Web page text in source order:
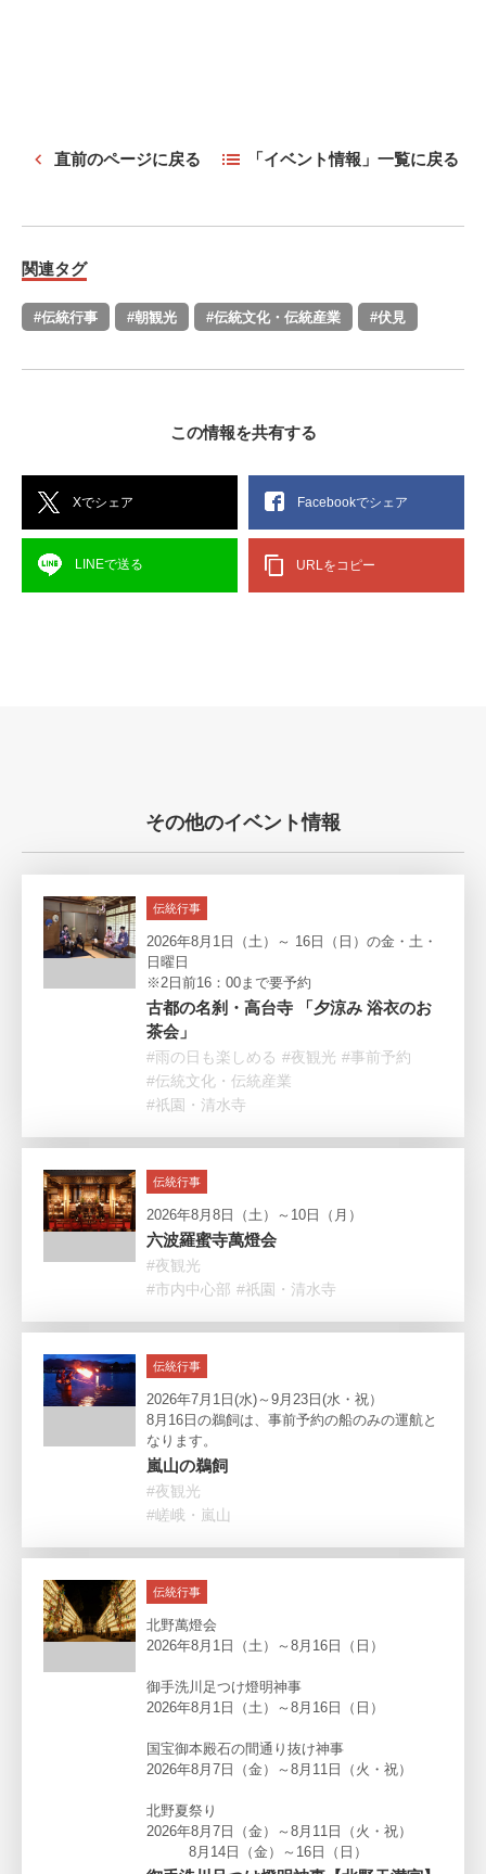
直前のページに戻る 「イベント情報」一覧に戻る
関連タグ
#伝統行事 #朝観光 #伝統文化・伝統産業 #伏見
この情報を共有する
Xでシェア Facebookでシェア
LINEで送る URLをコピー
その他のイベント情報
伝統行事
2026年8月1日（土）～ 16日（日）の金・土・
日曜日
※2日前16：00まで要予約
古都の名刹・高台寺 「夕涼み 浴衣のお
茶会」
#雨の日も楽しめる #夜観光 #事前予約
#伝統文化・伝統産業
#祇園・清水寺
伝統行事
2026年8月8日（土）～10日（月）
六波羅蜜寺萬燈会
#夜観光
#市内中心部 #祇園・清水寺
伝統行事
2026年7月1日(水)～9月23日(水・祝）
8月16日の鵜飼は、事前予約の船のみの運航と
なります。
嵐山の鵜飼
#夜観光
#嵯峨・嵐山
伝統行事
北野萬燈会
2026年8月1日（土）～8月16日（日）
御手洗川足つけ燈明神事
2026年8月1日（土）～8月16日（日）
国宝御本殿石の間通り抜け神事
2026年8月7日（金）～8月11日（火・祝）
北野夏祭り
2026年8月7日（金）～8月11日（火・祝）
8月14日（金）～16日（日）